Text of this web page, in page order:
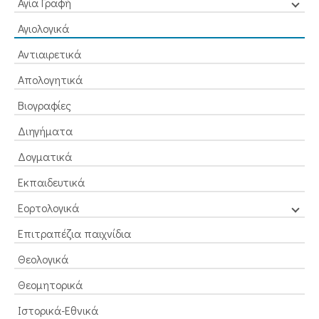
Αγιολογικά
Αντιαιρετικά
Απολογητικά
Βιογραφίες
Διηγήματα
Δογματικά
Εκπαιδευτικά
Εορτολογικά
Επιτραπέζια παιχνίδια
Θεολογικά
Θεομητορικά
Ιστορικά-Εθνικά